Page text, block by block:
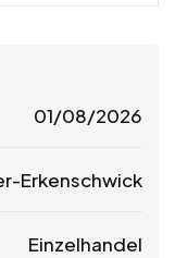
01/08/2026
Erkenschwick
Einzelhandel